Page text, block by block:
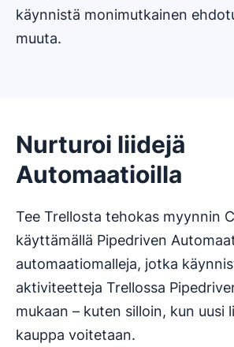
käynnistä monimutkainen
muuta.
Nurturoi liidejä
Automaatioilla
Tee Trellosta tehokas myynnin
käyttämällä Pipedriven
automaatiomalleja, jotka
aktiviteetteja Trellossa
mukaan – kuten silloin, kun uusi
kauppa voitetaan.